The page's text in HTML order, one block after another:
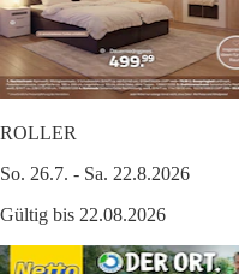
ROLLER
So. 26.7. - Sa. 22.8.2026
Gültig bis 22.08.2026